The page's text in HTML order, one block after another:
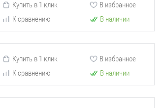
Купить в 1 клик
К сравнению
В избранное
В наличии
Купить в 1 клик
К сравнению
В избранное
В наличии